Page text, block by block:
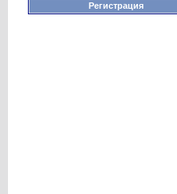
Регистрация